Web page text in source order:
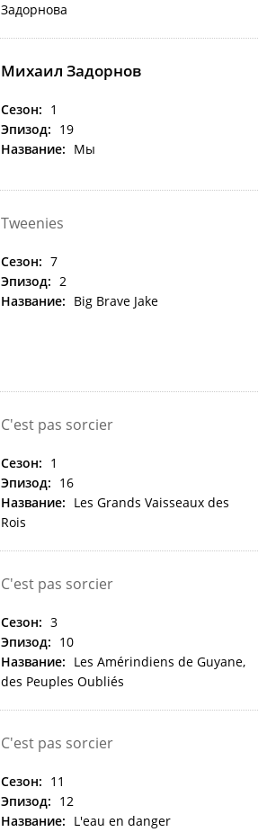
Задорнова
Михаил Задорнов
Сезон: 1
Эпизод: 19
Название: Мы
Tweenies
Сезон: 7
Эпизод: 2
Название: Big Brave Jake
C'est pas sorcier
Сезон: 1
Эпизод: 16
Название: Les Grands Vaisseaux des
Rois
C'est pas sorcier
Сезон: 3
Эпизод: 10
Название: Les Amérindiens de Guyane,
des Peuples Oubliés
C'est pas sorcier
Сезон: 11
Эпизод: 12
Название: L'eau en danger